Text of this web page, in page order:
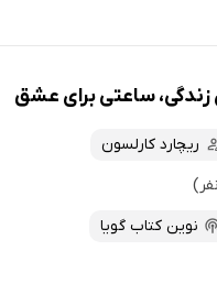
ساعتی برای عشق
ریچارد کارلسون
نوین کتاب گویا